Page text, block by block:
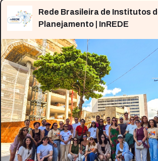
Rede Brasileira de Institutos
Planejamento | InREDE